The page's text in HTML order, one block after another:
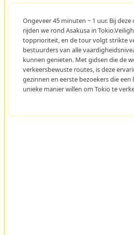
Ongeveer 45 minuten ~ 1 uur. Bij deze
rijden we rond Asakusa in
topprioriteit, en de tour volgt strikte
bestuurders van alle
kunnen genieten. Met gidsen die de
verkeersbewuste routes, is deze
gezinnen en eerste bezoekers die een
unieke manier willen om Tokio te